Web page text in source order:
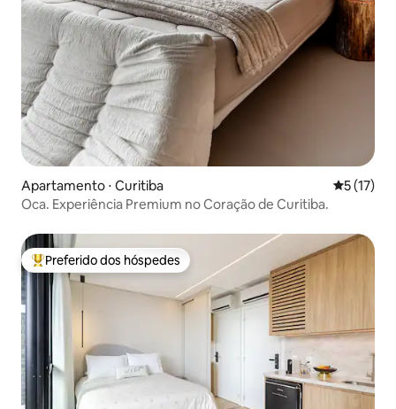
Apartamento ⋅ Curitiba 5 de uma
5 (17)
Oca. Experiência Premium no Coração de Curitiba.
Entre os melhores preferidos dos hóspedes
Preferido dos hóspedes